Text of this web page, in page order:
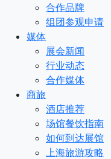
合作品牌
组团参观申请
媒体
展会新闻
行业动态
合作媒体
商旅
酒店推荐
场馆餐饮指南
如何到达展馆
上海旅游攻略